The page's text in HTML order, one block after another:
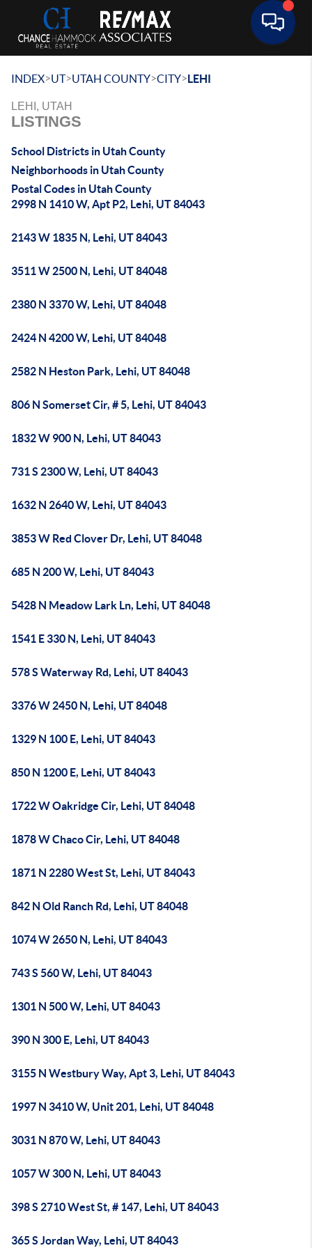
INDEX>UT>UTAH COUNTY>CITY>LEHI
LEHI, UTAH
LISTINGS
School Districts in Utah County
Neighborhoods in Utah County
Postal Codes in Utah County
2998 N 1410 W, Apt P2, Lehi, UT 84043
2143 W 1835 N, Lehi, UT 84043
3511 W 2500 N, Lehi, UT 84048
2380 N 3370 W, Lehi, UT 84048
2424 N 4200 W, Lehi, UT 84048
2582 N Heston Park, Lehi, UT 84048
806 N Somerset Cir, # 5, Lehi, UT 84043
1832 W 900 N, Lehi, UT 84043
731 S 2300 W, Lehi, UT 84043
1632 N 2640 W, Lehi, UT 84043
3853 W Red Clover Dr, Lehi, UT 84048
685 N 200 W, Lehi, UT 84043
5428 N Meadow Lark Ln, Lehi, UT 84048
1541 E 330 N, Lehi, UT 84043
578 S Waterway Rd, Lehi, UT 84043
3376 W 2450 N, Lehi, UT 84048
1329 N 100 E, Lehi, UT 84043
850 N 1200 E, Lehi, UT 84043
1722 W Oakridge Cir, Lehi, UT 84048
1878 W Chaco Cir, Lehi, UT 84048
1871 N 2280 West St, Lehi, UT 84043
842 N Old Ranch Rd, Lehi, UT 84048
1074 W 2650 N, Lehi, UT 84043
743 S 560 W, Lehi, UT 84043
1301 N 500 W, Lehi, UT 84043
390 N 300 E, Lehi, UT 84043
3155 N Westbury Way, Apt 3, Lehi, UT 84043
1997 N 3410 W, Unit 201, Lehi, UT 84048
3031 N 870 W, Lehi, UT 84043
1057 W 300 N, Lehi, UT 84043
398 S 2710 West St, # 147, Lehi, UT 84043
365 S Jordan Way, Lehi, UT 84043